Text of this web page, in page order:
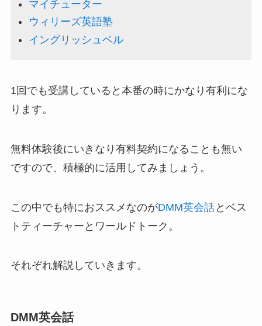
マイチューター
ウィリーズ英語塾
イングリッシュベル
1回でも受講していると本番の時にかなり有利にな
ります。
無料体験後にいきなり有料契約になることも無い
ですので、積極的に活用してみましょう。
この中でも特におススメなのがDMM英会話 とベス
トティーチャーとワールドトーク。
それぞれ解説していきます。
DMM英会話